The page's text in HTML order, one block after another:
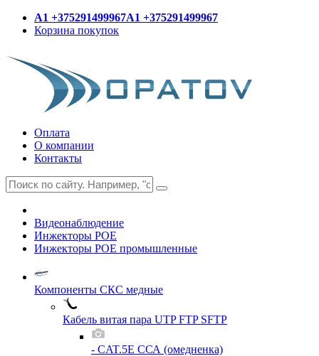
A1 +375291499967A1 +375291499967
Корзина покупок
Оплата
О компании
Контакты
Видеонаблюдение
Инжекторы POE
Инжекторы POE промышленные
Компоненты СКС медные
Кабель витая пара UTP FTP SFTP
- CAT.5E ССА (омедненка)